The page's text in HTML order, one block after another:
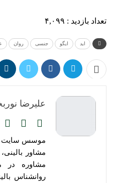
تعداد بازدید : ۴,۰۹۹
اید ایگو جنسی روان
علیرضا
موسس سایت
روانشناس